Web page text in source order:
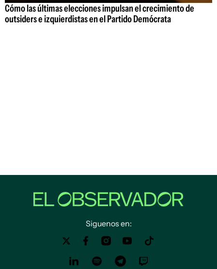
Cómo las últimas elecciones impulsan el crecimiento de
outsiders e izquierdistas en el Partido Demócrata
Siguenos en: